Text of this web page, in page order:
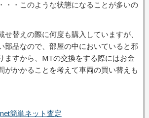
・・このような状態になることが多いの
せ替えの際に何度も購入していますが、
部品なので、部屋の中においていると邪
ますから、MTの交換をする際にはお金
がかかることを考えて車両の買い替えも
簡単ネット査定